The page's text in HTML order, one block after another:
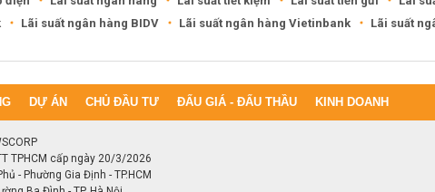
Lãi suất ngân hàng BIDV Lãi suất ngân hàng Vietinbank Lãi suất
DỰ ÁN CHỦ ĐẦU TƯ ĐẤU GIÁ - ĐẤU THẦU KINH DOANH
TPHCM cấp ngày 20/3/2026
- Phường Gia Định - TP.HCM